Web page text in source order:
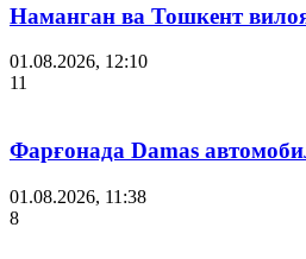
Наманган ва Тошкент
01.08.2026, 12:10
11
Фарғонада Damas
01.08.2026, 11:38
8